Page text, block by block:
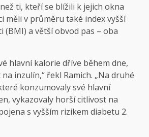
ti, kteří se blížili k jejich okna
měli v průměru také index vyšší
(BMI) a větší obvod pas – oba
hlavní kalorie dříve během dne,
inzulín,“ řekl Ramich. „Na druhé
konzumovaly své hlavní
vykazovaly horší citlivost na
s vyšším rizikem diabetu 2.